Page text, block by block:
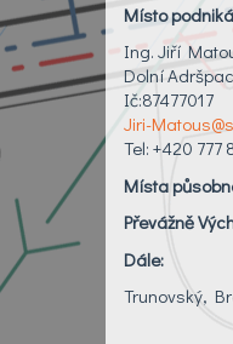
Místo
Ing. Jiří
Dolní
Ič:87477017
Jiri-
Tel: +420 777
Místa
Převážně
Dále:
Trunovský,